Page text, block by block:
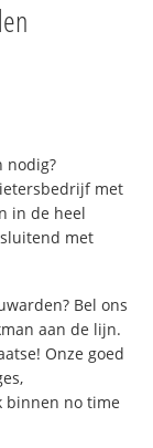
nodig?
met
in de heel
met
Bel ons
aan de lijn.
Onze goed
binnen no time